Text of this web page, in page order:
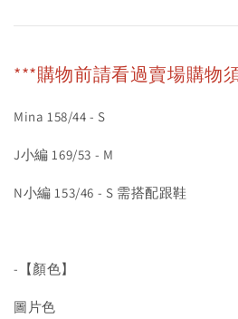
***購物前請看過賣場購物
Mina 158/44 - S
J小編 169/53 - M
N小編 153/46 - S 需搭配跟鞋
-【顏色】
圖片色